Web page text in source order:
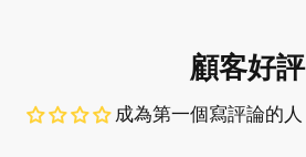
顧客好評
成為第一個寫評論的人